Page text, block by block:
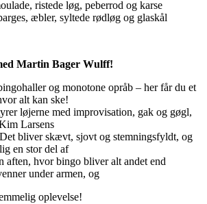
ristede løg, peberrod og karse
æbler, syltede rødløg og glaskål
Martin Bager Wulff!
og monotone opråb – her får du et
alt kan ske!
løjerne med improvisation, gak og gøgl,
Larsens
bliver skævt, sjovt og stemningsfyldt, og
en stor del af
aften, hvor bingo bliver alt andet end
under armen, og
oplevelse!